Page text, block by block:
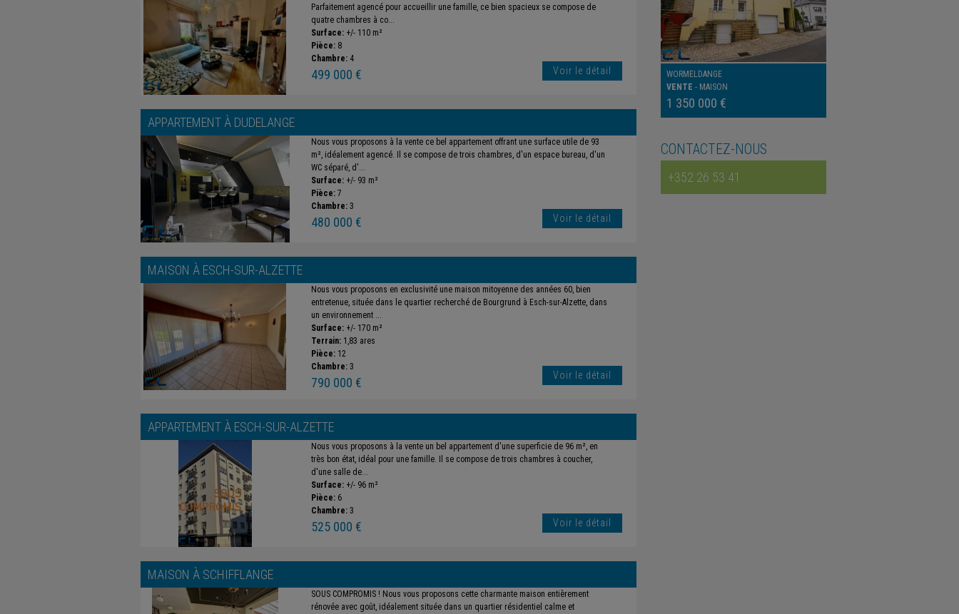
Parfaitement agencé pour accueillir une famille, ce bien spacieux se compose de
quatre chambres à co...
Surface: +/- 110 m²
Pièce: 8
Chambre: 4
499 000 € Voir le détail
APPARTEMENT À DUDELANGE
Nous vous proposons à la vente ce bel appartement offrant une surface utile de 93
m², idéalement agencé. Il se compose de trois chambres, d'un espace bureau, d'un
WC séparé, d'...
Surface: +/- 93 m²
Pièce: 7
Chambre: 3
480 000 € Voir le détail
MAISON À ESCH-SUR-ALZETTE
Nous vous proposons en exclusivité une maison mitoyenne des années 60, bien
entretenue, située dans le quartier recherché de Bourgrund à Esch-sur-Alzette, dans
un environnement ...
Surface: +/- 170 m²
Terrain: 1,83 ares
Pièce: 12
Chambre: 3
790 000 € Voir le détail
APPARTEMENT À ESCH-SUR-ALZETTE
Nous vous proposons à la vente un bel appartement d'une superficie de 96 m², en
très bon état, idéal pour une famille. Il se compose de trois chambres à coucher,
d'une salle de...
Surface: +/- 96 m²
Pièce: 6
Chambre: 3
525 000 € Voir le détail
MAISON À SCHIFFLANGE
SOUS COMPROMIS ! Nous vous proposons cette charmante maison entièrement
rénovée avec goût, idéalement située dans un quartier résidentiel calme et
WORMELDANGE
VENTE - MAISON
1 350 000 €
CONTACTEZ-NOUS
+352 26 53 41